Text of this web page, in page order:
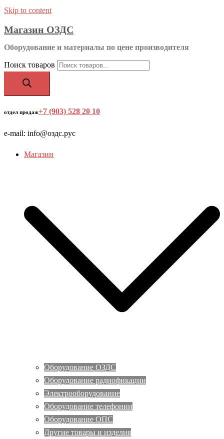
Skip to content
Магазин ОЗДС
Оборудование и материалы по цене производителя
Поиск товаров
отдел продаж+7 (903) 528 20 10
e-mail: info@оздс.рус
Магазин
Оборудование ОЗДС
Оборудование радиофикации
Электрооборудование
Оборудование телефонии
Оборудование ОПС
Другие товары и изделия